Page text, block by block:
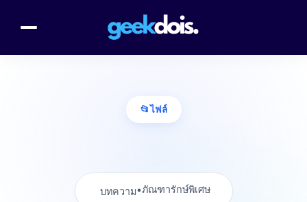
📂ไฟล์
บทความ•ภัณฑารักษ์พิเศษ